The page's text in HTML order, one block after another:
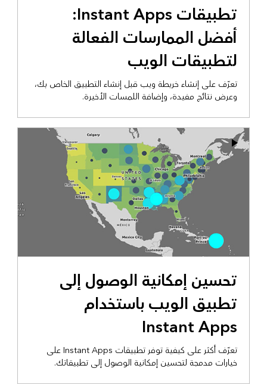
تطبيقات Instant Apps:
أفضل الممارسات الفعالة
لتطبيقات الويب
تعرّف على إنشاء خريطة ويب قبل إنشاء التطبيق الخاص بك،
وعرض نتائج مفيدة، وإضافة اللمسات الأخيرة.
تحسين إمكانية الوصول إلى
تطبيق الويب باستخدام
Instant Apps
تعرّف أكثر على كيفية توفر تطبيقات Instant Apps على
خيارات مدمجة لتحسين إمكانية الوصول إلى تطبيقاتك.